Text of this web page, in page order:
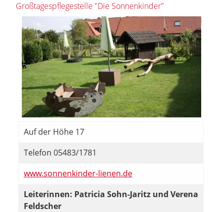
Großtagespflegestelle "Die Sonnenkinder"
Auf der Höhe 17
Telefon 05483/1781
www.sonnenkinder-lienen.de
Leiterinnen: Patricia Sohn-Jaritz und Verena
Feldscher